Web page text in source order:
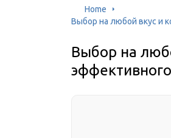
Home
Выбор на любой вкус и
Выбор на